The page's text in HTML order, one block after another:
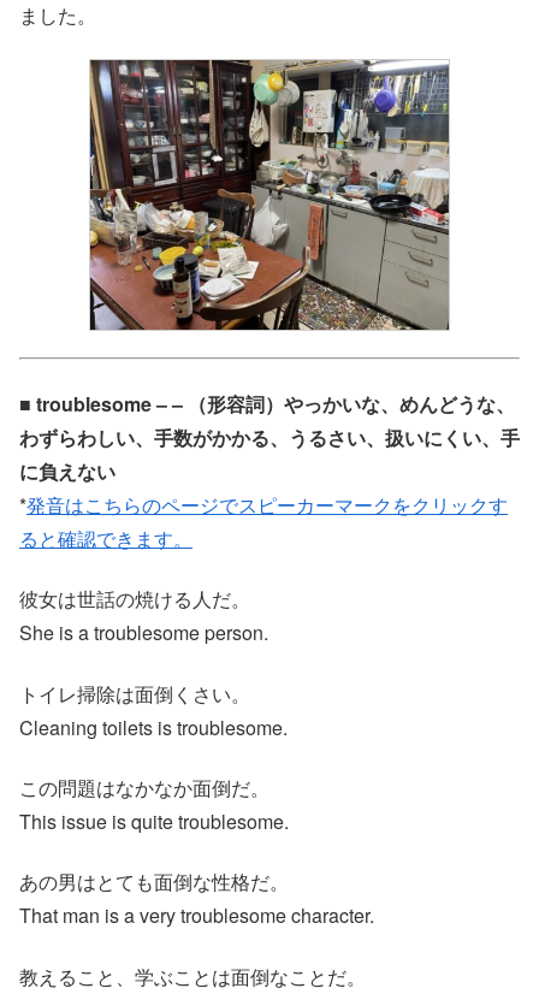
ました。
■ troublesome – – （形容詞）やっかいな、めんどうな、
わずらわしい、手数がかかる、うるさい、扱いにくい、手
に負えない
*発音はこちらのページでスピーカーマークをクリックす
ると確認できます。
彼女は世話の焼ける人だ。
She is a troublesome person.
トイレ掃除は面倒くさい。
Cleaning toilets is troublesome.
この問題はなかなか面倒だ。
This issue is quite troublesome.
あの男はとても面倒な性格だ。
That man is a very troublesome character.
教えること、学ぶことは面倒なことだ。